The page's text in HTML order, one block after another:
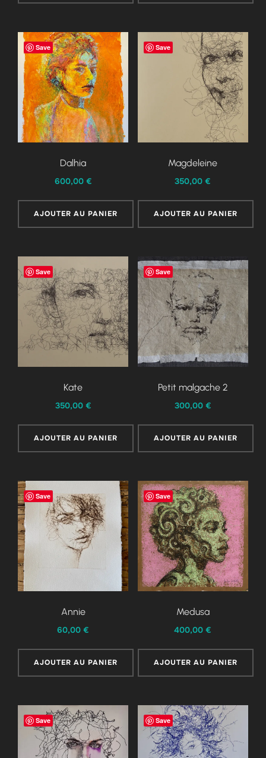
Save
Dalhia
600,00 €
AJOUTER AU PANIER
Save
Magdeleine
350,00€
AJOUTER AU PANIER
Save
Kate
350,00 €
AJOUTER AU PANIER
Save
Petit malgache 2
300,00 €
AJOUTER AU PANIER
Save
Annie
60,00€
AJOUTER AU PANIER
Save
Medusa
400,00€
AJOUTER AU PANIER
Save Save